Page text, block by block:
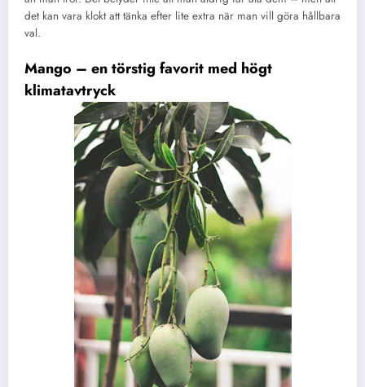
det kan vara klokt att tänka efter lite extra när man vill göra hållbara
val.
Mango – en törstig favorit med högt
klimatavtryck